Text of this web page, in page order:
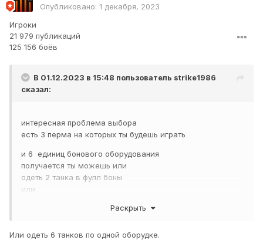
Опубликовано: 1 декабря, 2023
Игроки
21 979 публикаций
125 156 боёв
В 01.12.2023 в 15:48 пользователь strike1986
сказал:
интересная проблема выбора
есть 3 перма на которых ты будешь играть
и 6 единиц бонового оборудования
получается ты можешь или
одеть 2 танка в фулл боны
или
Раскрыть
Или одеть 6 танков по одной оборудке.